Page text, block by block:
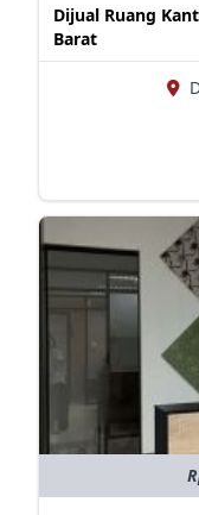
Dijual Ruang
Barat